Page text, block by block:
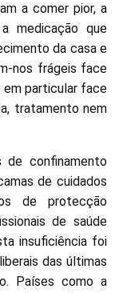
a comer pior, a
medicação que
da casa e
nos frágeis face
em particular face
tratamento nem
de confinamento
de cuidados
de protecção
de saúde
insuficiência foi
das últimas
Países como a